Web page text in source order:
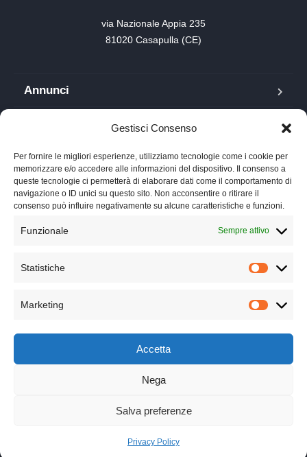
Gestisci Consenso
Per fornire le migliori esperienze, utilizziamo tecnologie come i cookie per
memorizzare e/o accedere alle informazioni del dispositivo. Il consenso a
queste tecnologie ci permetterà di elaborare dati come il comportamento di
navigazione o ID unici su questo sito. Non acconsentire o ritirare il
consenso può influire negativamente su alcune caratteristiche e funzioni.
Funzionale Sempre attivo
Statistiche
Marketing
Accetta
Nega
Salva preferenze
Privacy Policy
via Nazionale Appia 235
81020 Casapulla (CE)
Annunci
FAQ
Lavora con noi
Copyright © 2025. All rights reserved | P.Iva 04773900610